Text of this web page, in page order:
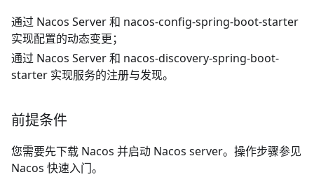
通过 Nacos Server 和 nacos-config-spring-boot-starter
实现配置的动态变更；
通过 Nacos Server 和 nacos-discovery-spring-boot-
starter 实现服务的注册与发现。
前提条件
您需要先下载 Nacos 并启动 Nacos server。操作步骤参见
Nacos 快速入门。